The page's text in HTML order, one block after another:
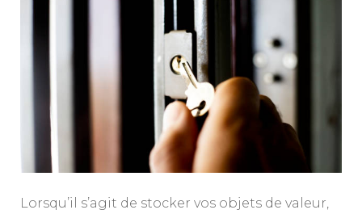
Lorsqu’il s’agit de stocker vos objets de valeur,